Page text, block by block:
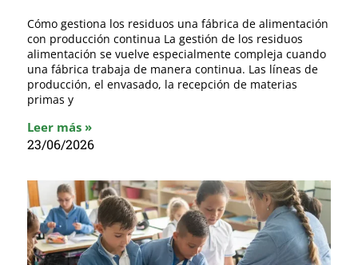
Cómo gestiona los residuos una fábrica de alimentación
con producción continua La gestión de los residuos
alimentación se vuelve especialmente compleja cuando
una fábrica trabaja de manera continua. Las líneas de
producción, el envasado, la recepción de materias
primas y
Leer más »
23/06/2026